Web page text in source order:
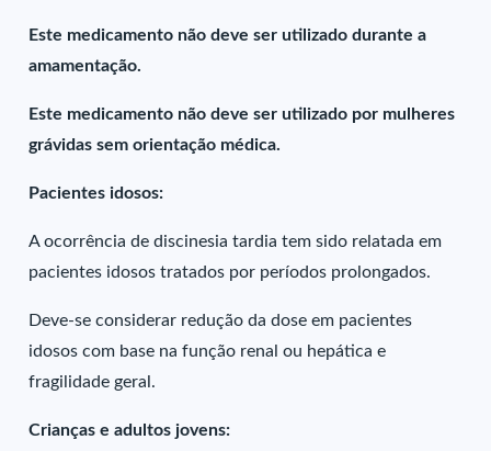
Este medicamento não deve ser utilizado durante a
amamentação.
Este medicamento não deve ser utilizado por mulheres
grávidas sem orientação médica.
Pacientes idosos:
A ocorrência de discinesia tardia tem sido relatada em
pacientes idosos tratados por períodos prolongados.
Deve-se considerar redução da dose em pacientes
idosos com base na função renal ou hepática e
fragilidade geral.
Crianças e adultos jovens: